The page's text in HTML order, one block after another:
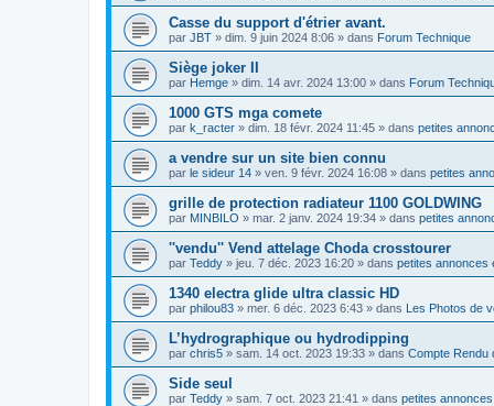
Casse du support d'étrier avant.
par JBT » dim. 9 juin 2024 8:06 » dans Forum Technique
Siège joker II
par Hemge » dim. 14 avr. 2024 13:00 » dans Forum
1000 GTS mga comete
par k_racter » dim. 18 févr. 2024 11:45 » dans petites
a vendre sur un site bien connu
par le sideur 14 » ven. 9 févr. 2024 16:08 » dans petites
grille de protection radiateur 1100 GOLDWING
par MINBILO » mar. 2 janv. 2024 19:34 » dans petites
''vendu'' Vend attelage Choda crosstourer
par Teddy » jeu. 7 déc. 2023 16:20 » dans petites annonces
1340 electra glide ultra classic HD
par philou83 » mer. 6 déc. 2023 6:43 » dans Les Photos de
L’hydrographique ou hydrodipping
par chris5 » sam. 14 oct. 2023 19:33 » dans Compte Rendu
Side seul
par Teddy » sam. 7 oct. 2023 21:41 » dans petites